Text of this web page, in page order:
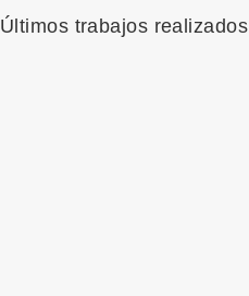
Últimos trabajos realizados